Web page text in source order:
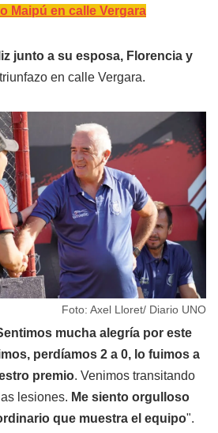
Maipú en calle Vergara
junto a su esposa, Florencia y
en calle Vergara.
Foto: Axel Lloret/ Diario UNO
mucha alegría por este
perdíamos 2 a 0, lo fuimos a
premio. Venimos transitando
lesiones. Me siento orgulloso
que muestra el equipo".